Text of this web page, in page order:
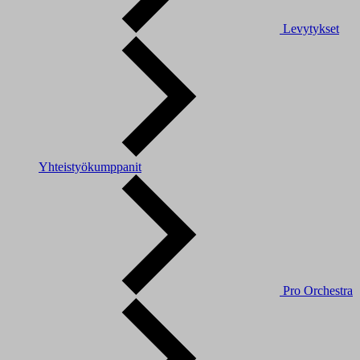
Levytykset
Yhteistyökumppanit
Pro Orchestra